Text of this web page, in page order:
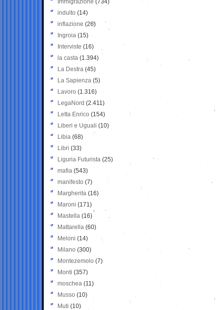
Immigrazione (734)
indulto (14)
inflazione (26)
Ingroia (15)
Interviste (16)
la casta (1.394)
La Destra (45)
La Sapienza (5)
Lavoro (1.316)
LegaNord (2.411)
Letta Enrico (154)
Liberi e Uguali (10)
Libia (68)
Libri (33)
Liguria Futurista (25)
mafia (543)
manifesto (7)
Margherita (16)
Maroni (171)
Mastella (16)
Mattarella (60)
Meloni (14)
Milano (300)
Montezemolo (7)
Monti (357)
moschea (11)
Musso (10)
Muti (10)